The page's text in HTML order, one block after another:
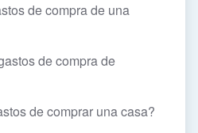
de compra de una
de compra de
de comprar una casa?